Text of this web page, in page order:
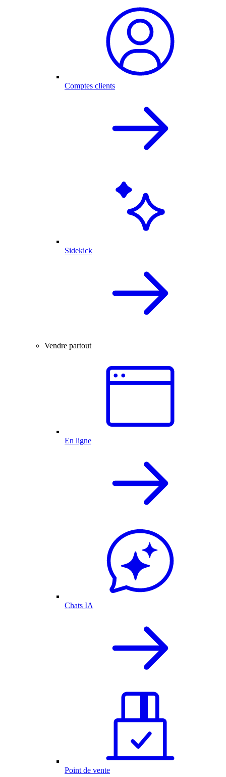
Comptes clients
Sidekick
Vendre partout
En ligne
Chats IA
Point de vente